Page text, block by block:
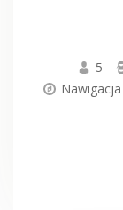
5
Nawigacja